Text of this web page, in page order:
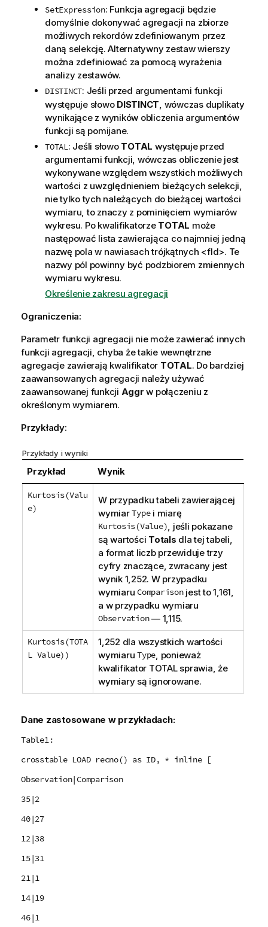
SetExpression: Funkcja agregacji będzie
domyślnie dokonywać agregacji na zbiorze
możliwych rekordów zdefiniowanym przez
daną selekcję. Alternatywny zestaw wierszy
można zdefiniować za pomocą wyrażenia
analizy zestawów.
DISTINCT: Jeśli przed argumentami funkcji
występuje słowo DISTINCT , wówczas duplikaty
wynikające z wyników obliczenia argumentów
funkcji są pomijane.
TOTAL: Jeśli słowo TOTAL występuje przed
argumentami funkcji, wówczas obliczenie jest
wykonywane względem wszystkich możliwych
wartości z uwzględnieniem bieżących selekcji,
nie tylko tych należących do bieżącej wartości
wymiaru, to znaczy z pominięciem wymiarów
wykresu. Po kwalifikatorze TOTAL może
następować lista zawierająca co najmniej jedną
nazwę pola w nawiasach trójkątnych <fld>. Te
nazwy pól powinny być podzbiorem zmiennych
wymiaru wykresu.
Określenie zakresu agregacji
Ograniczenia:
Parametr funkcji agregacji nie może zawierać innych
funkcji agregacji, chyba że takie wewnętrzne
agregacje zawierają kwalifikator TOTAL. Do bardziej
zaawansowanych agregacji należy używać
zaawansowanej funkcji Aggr w połączeniu z
określonym wymiarem.
Przykłady:
Przykłady i wyniki
Przykład Wynik
Kurtosis(Valu
e)
W przypadku tabeli zawierającej
wymiarTypei miarę
Kurtosis(Value), jeśli pokazane
są wartości Totals dla tej tabeli,
a format liczb przewiduje trzy
cyfry znaczące, zwracany jest
wynik 1,252. W przypadku
wymiaru Comparisonjest to 1,161,
a w przypadku wymiaru
Observation— 1,115.
Kurtosis(TOTA
L Value))
1,252 dla wszystkich wartości
wymiaru Type, ponieważ
kwalifikator TOTALsprawia, że
wymiary są ignorowane.
Dane zastosowane w przykładach:
Table1:
crosstable LOAD recno() as ID, * inline [
Observation|Comparison
35|2
40|27
12|38
15|31
21|1
14|19
46|1